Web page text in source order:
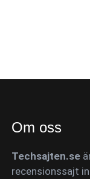
Om oss
Techsajten.se
recensionssajt